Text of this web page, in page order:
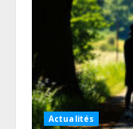
Actualités